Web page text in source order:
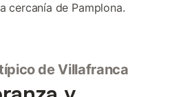
cercanía de Pamplona.
de Villafranca